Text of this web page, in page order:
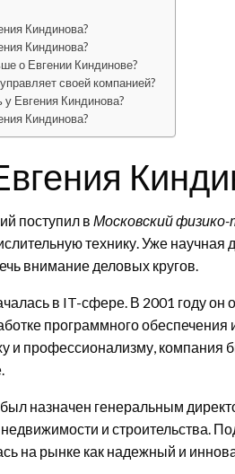
Киндинова?
Киндинова?
о Евгении Киндинове?
своей компанией?
у Евгения Киндинова?
Киндинова?
поступил в Московский
технику. Уже научная
внимание деловых кругов.
в IT-сфере. В 2001 году
программного
и профессионализму, компания
назначен генеральным
и строительства.
на рынке как надежный и